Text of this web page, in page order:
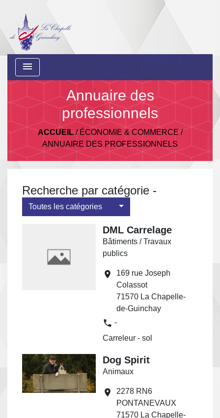
menu
Annuaire des
professionnels
ACCUEIL/ÉCONOMIE & COMMERCE/
ANNUAIRE DES PROFESSIONNELS
Recherche par catégorie -
Toutes les catégories
DML Carrelage
Bâtiments / Travaux
publics
location_on
169 rue Joseph
Colassot
71570 La Chapelle-
de-Guinchay
phone -
Carreleur - sol
Dog Spirit
Animaux
location_on
2278 RN6
PONTANEVAUX
71570 La Chapelle-